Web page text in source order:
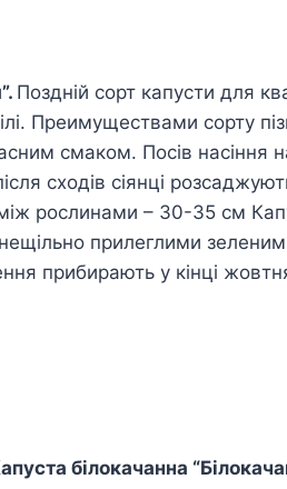
Поздній сорт капусти для
білі. Преимуществами
смаком. Посів насіння
сходів сіянці
рослинами – 30-35 см
прилеглими
прибирають у кінці
білокачанна